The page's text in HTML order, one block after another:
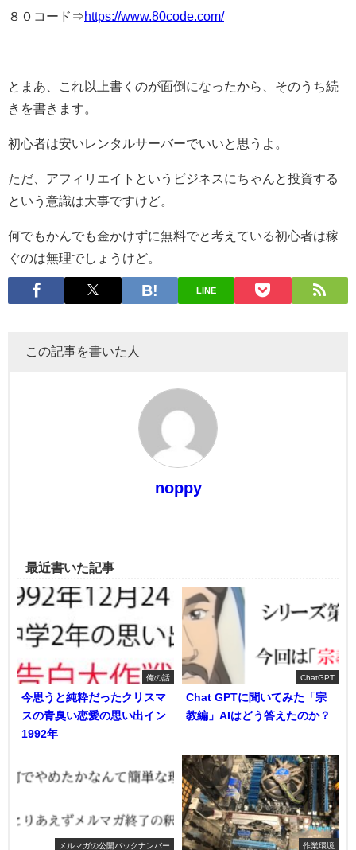
８０コード⇒https://www.80code.com/
とまあ、これ以上書くのが面倒になったから、そのうち続
きを書きます。
初心者は安いレンタルサーバーでいいと思うよ。
ただ、アフィリエイトというビジネスにちゃんと投資する
という意識は大事ですけど。
何でもかんでも金かけずに無料でと考えている初心者は稼
ぐのは無理でしょうけど。
LINE
この記事を書いた人
noppy
最近書いた記事
俺の話
今思うと純粋だったクリスマ
スの青臭い恋愛の思い出イン
1992年
ChatGPT
Chat GPTに聞いてみた「宗
教編」AIはどう答えたのか？
メルマガの公開バックナンバー 作業環境